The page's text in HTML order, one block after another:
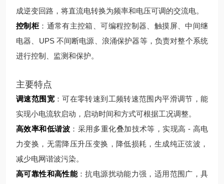
成逆变回路，将直流电转换为频率和电压可调的交流电。
控制柜：通常有主控箱、可编程控制器、触摸屏、中间继
电器、UPS 不间断电源、浪涌保护器等，负责对整个系统
进行控制、监测和保护。
主要特点
调速范围宽：可在零转速到工频转速范围内平滑调节，能
实现小电流软启动，启动时间和方式可根据工况调整。
高效率和低谐波 ：采用多重化叠加技术等，实现高 - 高电
力变换，无需降压升压变换，降低损耗，生成纯正弦波，
减少电网谐波污染。
高可靠性和高性能：抗电源扰动能力强，适用范围广，具